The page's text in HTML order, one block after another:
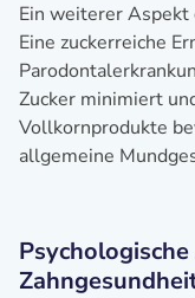
Ein weiterer
Eine zuckerreiche
Zucker minimiert
Vollkornprodukte
allgemeine